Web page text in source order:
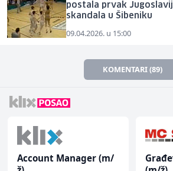
postala prvak
skandala u Šibeniku
09.04.2026. u 15:00
KOMENTARI (89)
Account Manager (m/